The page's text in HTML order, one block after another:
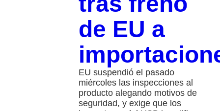
de EU a
EU suspendió el pasado
miércoles las inspecciones al
producto alegando motivos de
seguridad, y exige que los